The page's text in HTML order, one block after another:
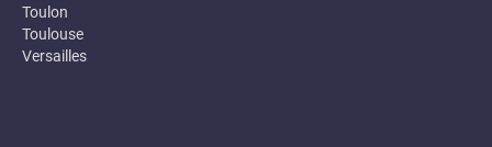
Toulon
Toulouse
Versailles